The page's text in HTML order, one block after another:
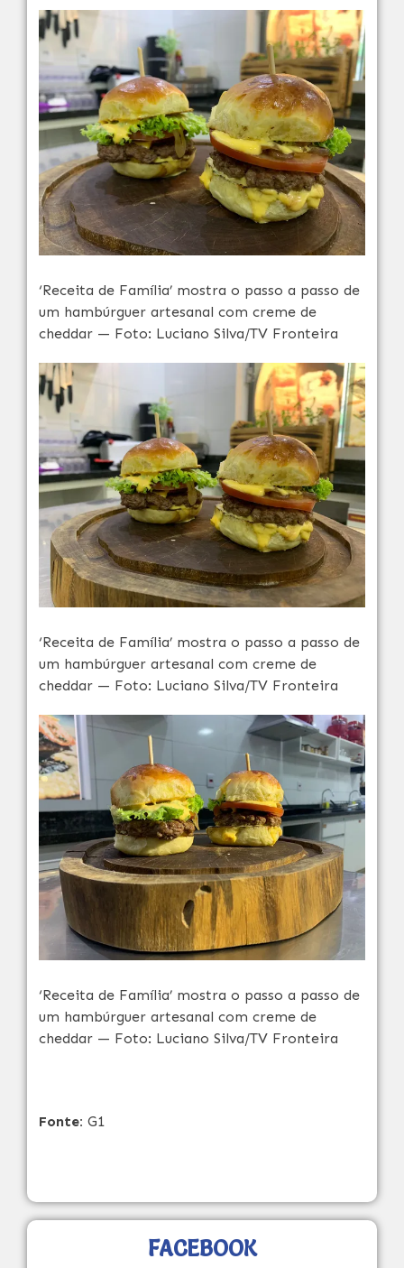
‘Receita de Família’ mostra o passo a passo de
um hambúrguer artesanal com creme de
cheddar — Foto: Luciano Silva/TV Fronteira
‘Receita de Família’ mostra o passo a passo de
um hambúrguer artesanal com creme de
cheddar — Foto: Luciano Silva/TV Fronteira
‘Receita de Família’ mostra o passo a passo de
um hambúrguer artesanal com creme de
cheddar — Foto: Luciano Silva/TV Fronteira
Fonte: G1
FACEBOOK